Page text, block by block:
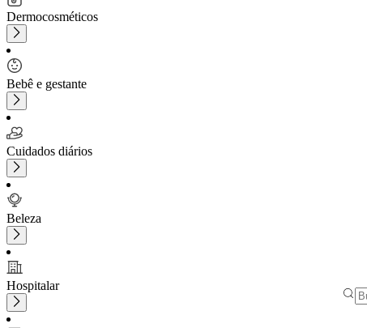
Dermocosméticos
Bebê e gestante
Cuidados diários
Beleza
Hospitalar